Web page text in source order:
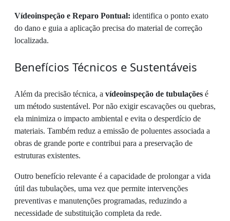
Vídeoinspeção e Reparo Pontual: identifica o ponto exato
do dano e guia a aplicação precisa do material de correção
localizada.
Benefícios Técnicos e Sustentáveis
Além da precisão técnica, a vídeoinspeção de tubulações é
um método sustentável. Por não exigir escavações ou quebras,
ela minimiza o impacto ambiental e evita o desperdício de
materiais. Também reduz a emissão de poluentes associada a
obras de grande porte e contribui para a preservação de
estruturas existentes.
Outro benefício relevante é a capacidade de prolongar a vida
útil das tubulações, uma vez que permite intervenções
preventivas e manutenções programadas, reduzindo a
necessidade de substituição completa da rede.